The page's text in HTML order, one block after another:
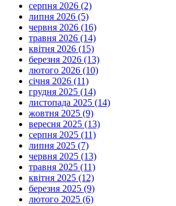
серпня 2026 (2)
липня 2026 (5)
червня 2026 (16)
травня 2026 (14)
квітня 2026 (15)
березня 2026 (13)
лютого 2026 (10)
січня 2026 (11)
грудня 2025 (14)
листопада 2025 (14)
жовтня 2025 (9)
вересня 2025 (13)
серпня 2025 (11)
липня 2025 (7)
червня 2025 (13)
травня 2025 (11)
квітня 2025 (12)
березня 2025 (9)
лютого 2025 (6)